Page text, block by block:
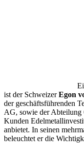
ist der SchweizerEgon
der geschäftsführenden
AG, sowie der Abteilung
Kunden
anbietet. In seinen
beleuchtet er die